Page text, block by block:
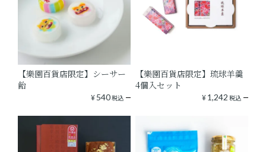
【樂園百貨店限定】シーサー
飴
¥540税込
【樂園百貨店限定】琉球羊羹
4個入セット
¥1,242 税込